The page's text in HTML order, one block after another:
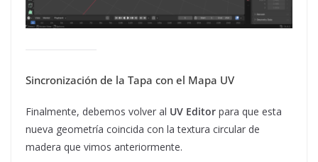
Sincronización de la Tapa con el Mapa UV
Finalmente, debemos volver al UV Editor para que esta
nueva geometría coincida con la textura circular de
madera que vimos anteriormente.